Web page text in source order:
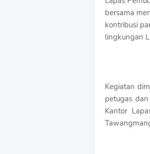
bersama
kontribusi
lingkungan
Kegiatan
petugas
Kantor
S
h
r
o
f
m
p
l
a
t